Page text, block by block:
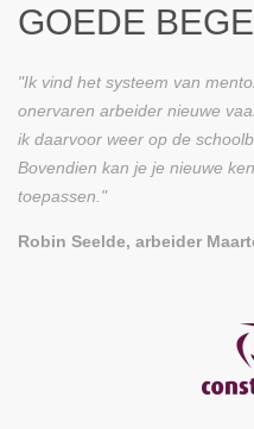
GOEDE
"Ik vind het systeem van
onervaren arbeider nieuwe
ik daarvoor weer op de
Bovendien kan je je nieuwe
toepassen."
Robin Seelde, arbeider